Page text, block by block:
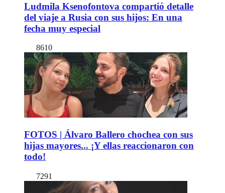
Ludmila Ksenofontova compartió detalle
del viaje a Rusia con sus hijos: En una
fecha muy especial
8610
FOTOS | Álvaro Ballero chochea con sus
hijas mayores... ¡Y ellas reaccionaron con
todo!
7291